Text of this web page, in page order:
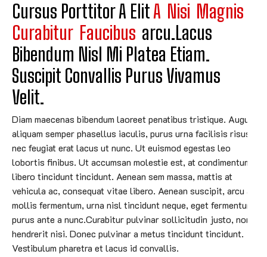
Cursus Porttitor A Elit A Nisi Magnis
Curabitur Faucibus Arcu.Lacus
Bibendum Nisl Mi Platea Etiam.
Suscipit Convallis Purus Vivamus
Velit.
Diam maecenas bibendum laoreet penatibus tristique. Augue
aliquam semper phasellus iaculis, purus urna facilisis risus,
nec feugiat erat lacus ut nunc. Ut euismod egestas leo
lobortis finibus. Ut accumsan molestie est, at condimentum
libero tincidunt tincidunt. Aenean sem massa, mattis at
vehicula ac, consequat vitae libero. Aenean suscipit, arcu at
mollis fermentum, urna nisl tincidunt neque, eget fermentum
purus ante a nunc.Curabitur pulvinar sollicitudin justo, non
hendrerit nisi. Donec pulvinar a metus tincidunt tincidunt.
Vestibulum pharetra et lacus id convallis.